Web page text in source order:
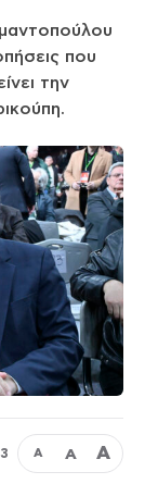
που
την
Α Α Α